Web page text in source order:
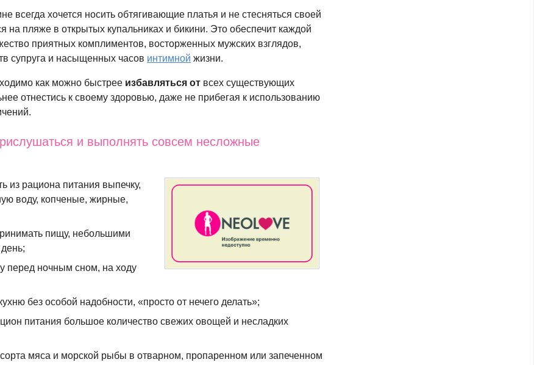
всегда хочется носить обтягивающие платья и не стесняться своей
на пляже в открытых купальниках и бикини. Это обеспечит каждой
приятных комплиментов, восторженных мужских взглядов,
супруга и насыщенных часов интимной жизни.
как можно быстрее избавляться от всех существующих
отнестись к своему здоровью, даже не прибегая к использованию
и выполнять совсем несложные
из рациона питания выпечку,
воду, копченые, жирные,
пищу, небольшими
перед ночным сном, на ходу
без особой надобности, «просто от нечего делать»;
питания большое количество свежих овощей и несладких
мяса и морской рыбы в отварном, пропаренном или запеченном